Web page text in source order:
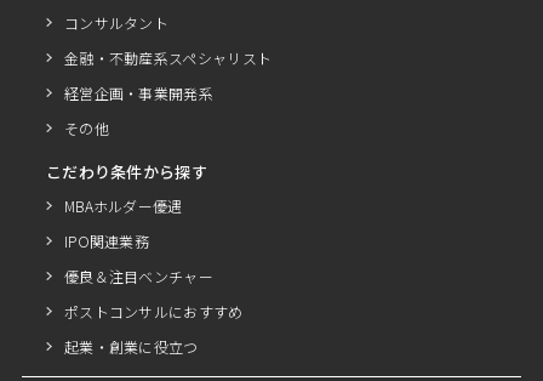
コンサルタント
金融・不動産系スペシャリスト
経営企画・事業開発系
その他
こだわり条件から探す
MBAホルダー優遇
IPO関連業務
優良＆注目ベンチャー
ポストコンサルにおすすめ
起業・創業に役立つ